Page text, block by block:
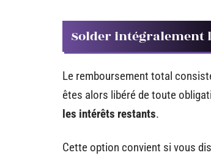
Solder intégralement
Le remboursement total
êtes alors libéré de toute
les intérêts restants.
Cette option convient si vous